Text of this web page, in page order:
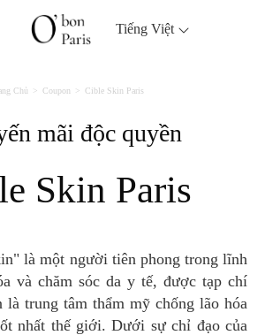
Tiếng Việt
Chủ Coupon Cible Skin Paris
mãi độc quyền
Skin Paris
và chăm sóc da y tế, được tạp chí
là trung tâm thẩm mỹ chống lão hóa
nhất thế giới. Dưới sự chỉ đạo của